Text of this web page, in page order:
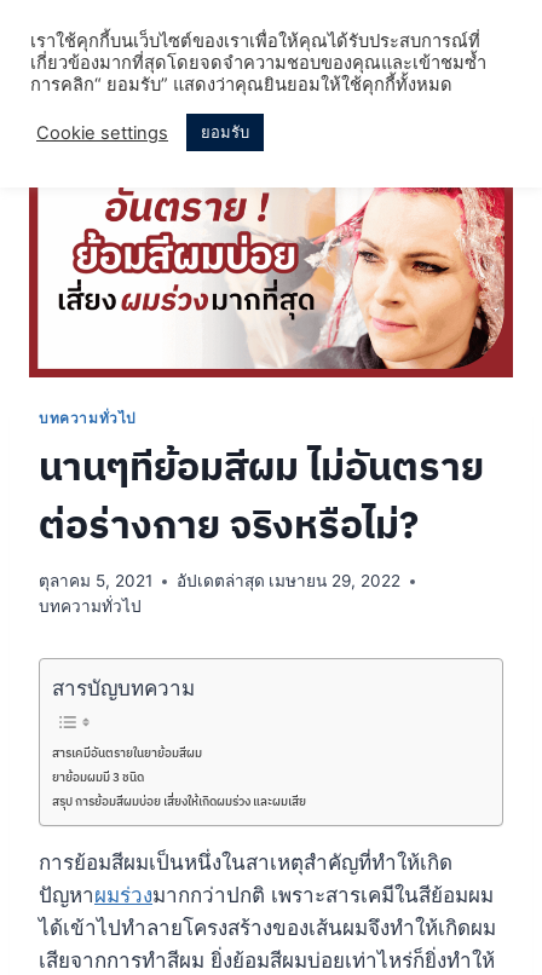
content
บทความทั่วไป
นานๆทีย้อมสีผม ไม่อันตราย
ต่อร่างกาย จริงหรือไม่?
ตุลาคม 5, 2021 อัปเดตล่าสุด เมษายน 29, 2022
บทความทั่วไป
สารบัญบทความ
สารเคมีอันตรายในยาย้อมสีผม
ยาย้อมผมมี 3 ชนิด
สรุป การย้อมสีผมบ่อย เสี่ยงให้เกิดผมร่วง และผมเสีย
การย้อมสีผมเป็นหนึ่งในสาเหตุสำคัญที่ทำให้เกิด
ปัญหาผมร่วงมากกว่าปกติ เพราะสารเคมีในสีย้อมผม
ได้เข้าไปทำลายโครงสร้างของเส้นผมจึงทำให้เกิดผม
เสียจากการทำสีผม ยิ่งย้อมสีผมบ่อยเท่าไหร่ก็ยิ่งทำให้
เราใช้คุกกี้บนเว็บไซต์ของเราเพื่อให้คุณได้รับประสบการณ์ที่
เกี่ยวข้องมากที่สุดโดยจดจำความชอบของคุณและเข้าชมซ้ำ
การคลิก“ ยอมรับ” แสดงว่าคุณยินยอมให้ใช้คุกกี้ทั้งหมด
Cookie settings ยอมรับ